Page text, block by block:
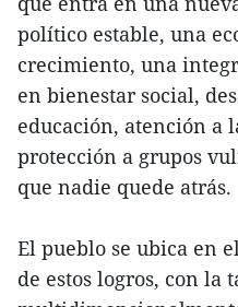
político estable, una
crecimiento, una
en bienestar social,
educación, atención a
protección a grupos
que nadie quede atrás.
El pueblo se ubica en
de estos logros, con la